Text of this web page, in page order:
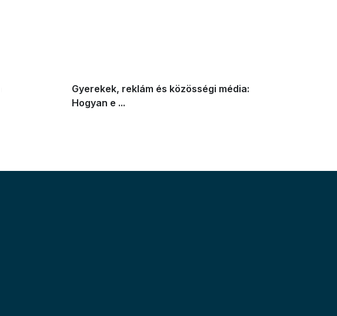
Gyerekek, reklám és közösségi média:
Hogyan e ...